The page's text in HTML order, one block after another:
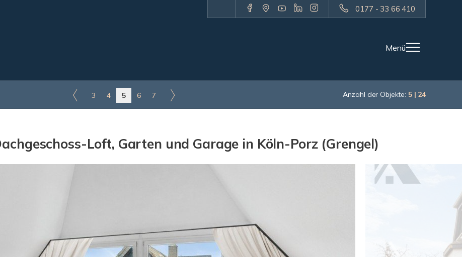
0177 - 33 66 410
Menü
3 4 5 6 7 Anzahl der Objekte: 5 | 24
Loft, Garten und Garage in Köln-Porz (Grengel)